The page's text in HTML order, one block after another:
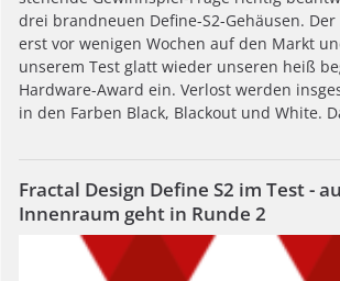
drei brandneuen Define-S2-Gehäusen.
erst vor wenigen Wochen auf den Markt
unserem Test glatt wieder unseren heiß
Hardware-Award ein. Verlost werden
in den Farben Black, Blackout und White.
Fractal Design Define S2 im Test -
Innenraum geht in Runde 2